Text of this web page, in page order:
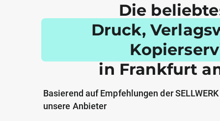
Die
Druck,
in Frankfurt
Basierend auf Empfehlungen der
unsere Anbieter